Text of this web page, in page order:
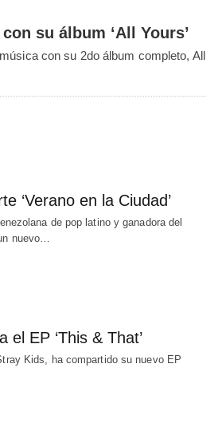
su álbum ‘All Yours’
con su 2do álbum completo, All
‘Verano en la Ciudad’
de pop latino y ganadora del
nuevo…
el EP ‘This & That’
Kids, ha compartido su nuevo EP